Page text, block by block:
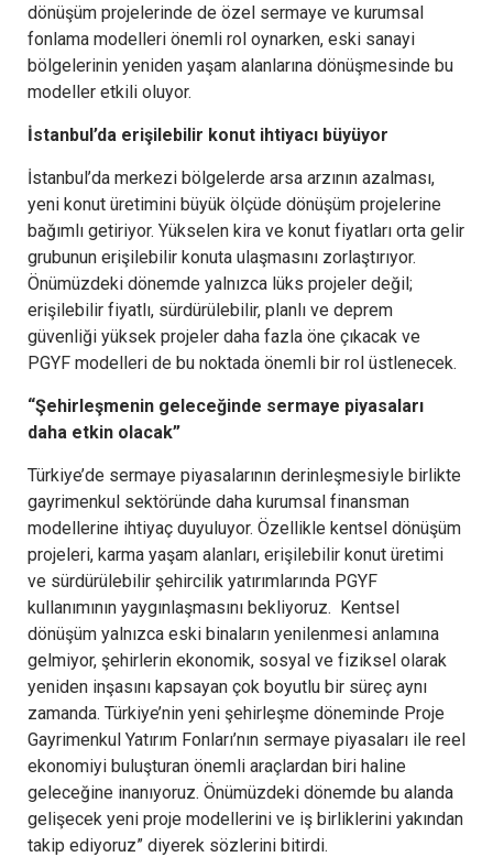
dönüşüm projelerinde de özel sermaye ve kurumsal
fonlama modelleri önemli rol oynarken, eski sanayi
bölgelerinin yeniden yaşam alanlarına dönüşmesinde bu
modeller etkili oluyor.
İstanbul’da erişilebilir konut ihtiyacı büyüyor
İstanbul’da merkezi bölgelerde arsa arzının azalması,
yeni konut üretimini büyük ölçüde dönüşüm projelerine
bağımlı getiriyor. Yükselen kira ve konut fiyatları orta gelir
grubunun erişilebilir konuta ulaşmasını zorlaştırıyor.
Önümüzdeki dönemde yalnızca lüks projeler değil;
erişilebilir fiyatlı, sürdürülebilir, planlı ve deprem
güvenliği yüksek projeler daha fazla öne çıkacak ve
PGYF modelleri de bu noktada önemli bir rol üstlenecek.
“Şehirleşmenin geleceğinde sermaye piyasaları
daha etkin olacak”
Türkiye’de sermaye piyasalarının derinleşmesiyle birlikte
gayrimenkul sektöründe daha kurumsal finansman
modellerine ihtiyaç duyuluyor. Özellikle kentsel dönüşüm
projeleri, karma yaşam alanları, erişilebilir konut üretimi
ve sürdürülebilir şehircilik yatırımlarında PGYF
kullanımının yaygınlaşmasını bekliyoruz. Kentsel
dönüşüm yalnızca eski binaların yenilenmesi anlamına
gelmiyor, şehirlerin ekonomik, sosyal ve fiziksel olarak
yeniden inşasını kapsayan çok boyutlu bir süreç aynı
zamanda. Türkiye’nin yeni şehirleşme döneminde Proje
Gayrimenkul Yatırım Fonları’nın sermaye piyasaları ile reel
ekonomiyi buluşturan önemli araçlardan biri haline
geleceğine inanıyoruz. Önümüzdeki dönemde bu alanda
gelişecek yeni proje modellerini ve iş birliklerini yakından
takip ediyoruz” diyerek sözlerini bitirdi.